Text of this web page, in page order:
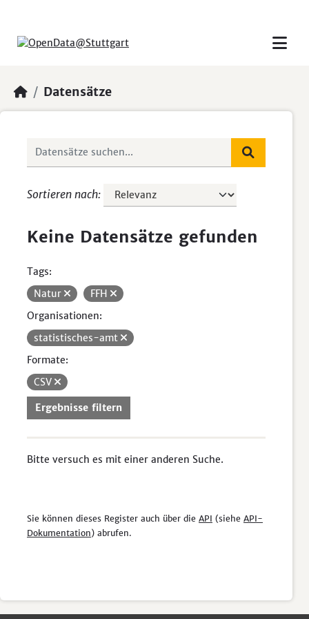
Datensätze
Sortieren nach
Keine Datensätze gefunden
Tags:
Natur
FFH
Organisationen:
statistisches-amt
Formate:
CSV
Ergebnisse filtern
Bitte versuch es mit einer anderen Suche.
Sie können dieses Register auch über die API (siehe API-
Dokumentation) abrufen.